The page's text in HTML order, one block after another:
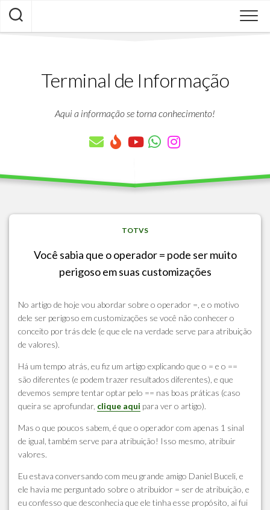
Skip
content
Terminal de Informação
Aqui a informação se torna conhecimento!
TOTVS
Você sabia que o operador = pode ser muito
perigoso em suas customizações
No artigo de hoje vou abordar sobre o operador =, e o motivo
dele ser perigoso em customizações se você não conhecer o
conceito por trás dele (e que ele na verdade serve para atribuição
de valores).
Há um tempo atrás, eu fiz um artigo explicando que o = e o ==
são diferentes (e podem trazer resultados diferentes), e que
devemos sempre tentar optar pelo == nas boas práticas (caso
queira se aprofundar, clique aqui para ver o artigo).
Mas o que poucos sabem, é que o operador com apenas 1 sinal
de igual, também serve para atribuição! Isso mesmo, atribuir
valores.
Eu estava conversando com meu grande amigo Daniel Buceli, e
ele havia me perguntado sobre o atribuidor = ser de atribuição, e
eu confesso que desconhecia que ele tinha esse propósito, ai fui